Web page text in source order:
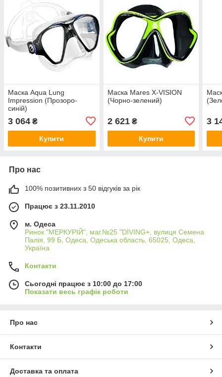
Маска Aqua Lung
Impression (Прозоро-
синій)
3 064 ₴
Купити
Маска Mares X-VISION
(Чорно-зелений)
2 621₴
Купити
3
Про нас
100% позитивних з 50 відгуків за рік
Працює з 23.11.2010
м. Одеса
Ринок "МЕРКУРІЙ", маг.№25 "DIVING+, вулиця Семена
Палія, 99 Б, Одеса, Одеська область, 65025, Одеса,
Україна
Контакти
Сьогодні працює з 10:00 до 17:00
Показати весь графік роботи
Про нас
Контакти
Доставка та оплата